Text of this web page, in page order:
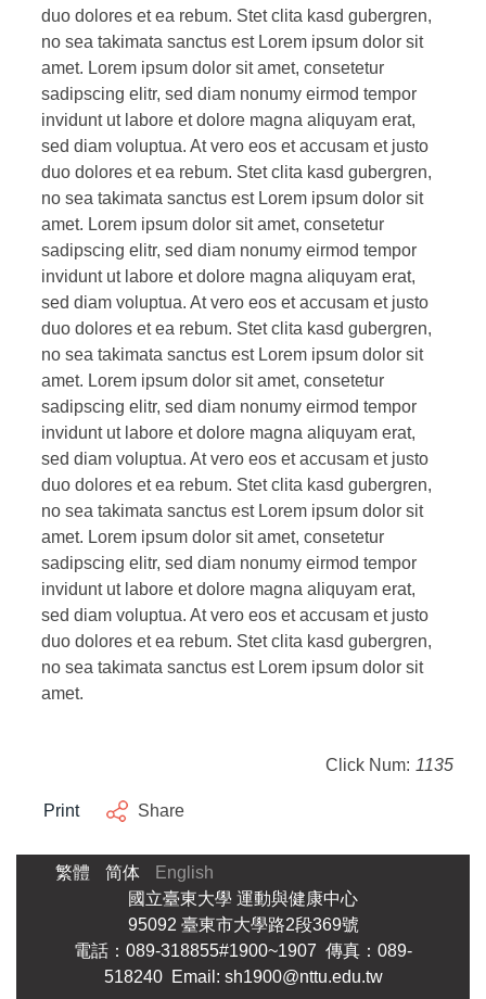
duo dolores et ea rebum. Stet clita kasd gubergren,
no sea takimata sanctus est Lorem ipsum dolor sit
amet. Lorem ipsum dolor sit amet, consetetur
sadipscing elitr, sed diam nonumy eirmod tempor
invidunt ut labore et dolore magna aliquyam erat,
sed diam voluptua. At vero eos et accusam et justo
duo dolores et ea rebum. Stet clita kasd gubergren,
no sea takimata sanctus est Lorem ipsum dolor sit
amet. Lorem ipsum dolor sit amet, consetetur
sadipscing elitr, sed diam nonumy eirmod tempor
invidunt ut labore et dolore magna aliquyam erat,
sed diam voluptua. At vero eos et accusam et justo
duo dolores et ea rebum. Stet clita kasd gubergren,
no sea takimata sanctus est Lorem ipsum dolor sit
amet. Lorem ipsum dolor sit amet, consetetur
sadipscing elitr, sed diam nonumy eirmod tempor
invidunt ut labore et dolore magna aliquyam erat,
sed diam voluptua. At vero eos et accusam et justo
duo dolores et ea rebum. Stet clita kasd gubergren,
no sea takimata sanctus est Lorem ipsum dolor sit
amet. Lorem ipsum dolor sit amet, consetetur
sadipscing elitr, sed diam nonumy eirmod tempor
invidunt ut labore et dolore magna aliquyam erat,
sed diam voluptua. At vero eos et accusam et justo
duo dolores et ea rebum. Stet clita kasd gubergren,
no sea takimata sanctus est Lorem ipsum dolor sit
amet.
Click Num: 1135
Print Share
繁體 简体
English
國立臺東大學 運動與健康中心
95092 臺東市大學路2段369號
電話：089-318855#1900~1907 傳真：089-
518240 Email: sh1900@nttu.edu.tw